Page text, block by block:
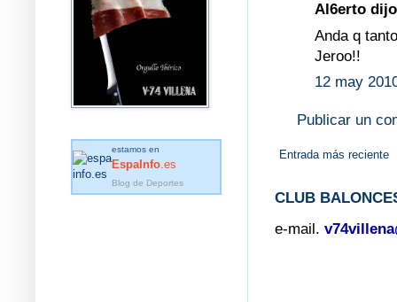
Al6erto
Anda q
Jeroo!!
12 may
Publicar un
Entrada más reciente
CLUB
e-mail.
estamos en
EspaInfo .es
Blog de Deportes